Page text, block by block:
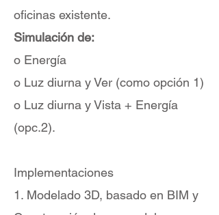
oficinas existente.
Simulación de:
o Energía
o Luz diurna y Ver (como opción 1)
o Luz diurna y Vista + Energía
(opc.2).
Implementaciones
1. Modelado 3D, basado en BIM y